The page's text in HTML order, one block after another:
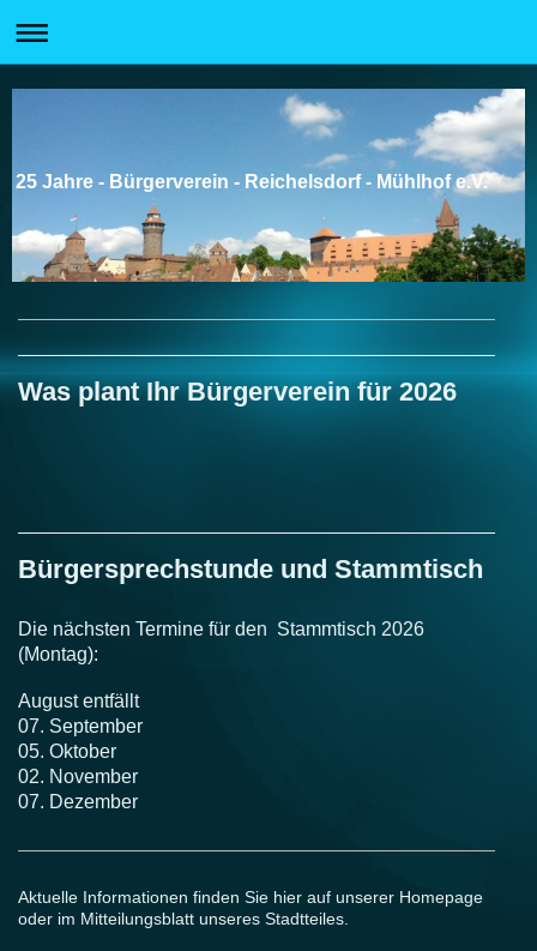
25 Jahre - Bürgerverein - Reichelsdorf - Mühlhof e.V.
Was plant Ihr Bürgerverein für 2026
Bürgersprechstunde und Stammtisch
Die nächsten Termine für den Stammtisch 2026
(Montag):
August entfällt
07. September
05. Oktober
02. November
07. Dezember
Aktuelle Informationen finden Sie hier auf unserer Homepage
oder im Mitteilungsblatt unseres Stadtteiles.